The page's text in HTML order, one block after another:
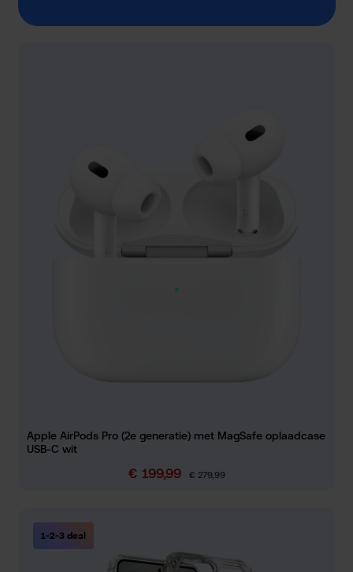
Apple AirPods Pro (2e generatie) met MagSafe oplaadcase
USB-C wit
Verkoopprijs:
€ 199,99 Normale prijs:
€ 279,99
1-2-3 deal